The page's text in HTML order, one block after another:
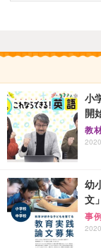
小
開
教
幼
文
事例